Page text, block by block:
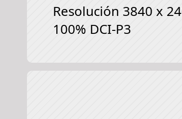
Resolución 3840 x
100% DCI-P3